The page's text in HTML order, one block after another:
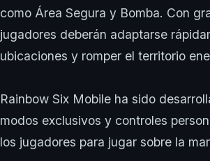
como Área Segura y Bomba. Con
jugadores deberán adaptarse
ubicaciones y romper el territorio
Rainbow Six Mobile ha sido
modos exclusivos y controles
los jugadores para jugar sobre la